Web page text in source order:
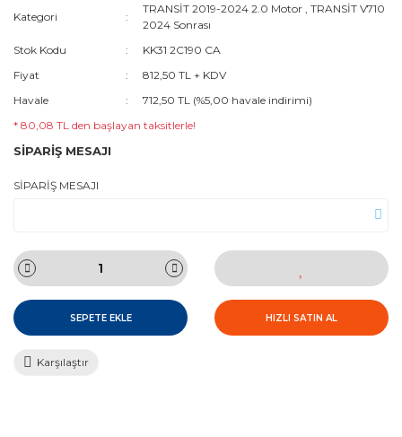
Kategori
TRANSİT 2019-2024 2.0 Motor ,TRANSİT V710
2024 Sonrası
Stok Kodu
KK31 2C190 CA
Fiyat
812,50 TL + KDV
Havale
712,50 TL (%5,00 havale indirimi)
* 80,08 TL den başlayan taksitlerle!
SİPARİŞ MESAJI
SİPARİŞ MESAJI
SEPETE EKLE HIZLI SATIN AL
Karşılaştır